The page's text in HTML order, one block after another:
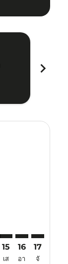
chevron_right
15
เส
16
อา
17
จั